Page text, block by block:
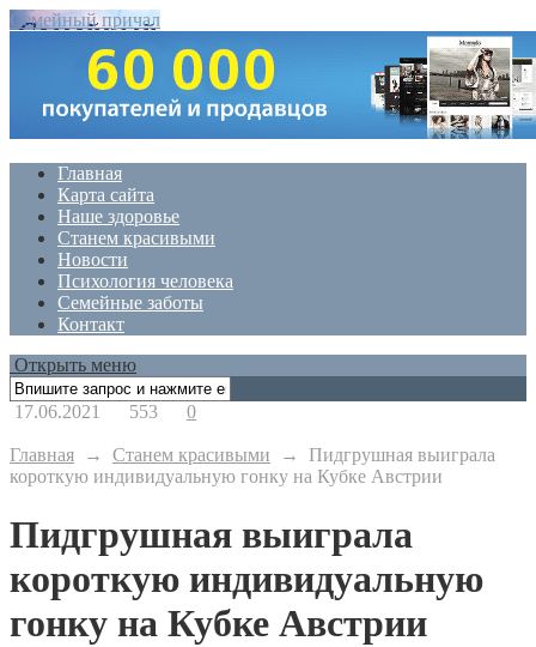
Семейный причал
Главная
Карта сайта
Наше здоровье
Станем красивыми
Новости
Психология человека
Семейные заботы
Контакт
Открыть меню
17.06.2021 553 0
Главная → Станем красивыми → Пидгрушная выиграла
короткую индивидуальную гонку на Кубке Австрии
Пидгрушная выиграла
короткую индивидуальную
гонку на Кубке Австрии